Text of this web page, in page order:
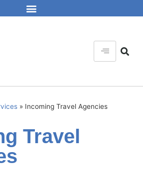
» Incoming Travel Agencies
Travel